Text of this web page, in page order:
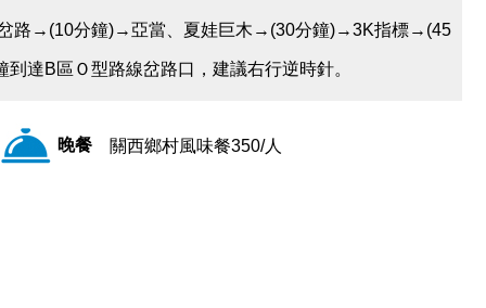
路→(10分鐘)→亞當、夏娃巨木→(30分鐘)→3K指標→(45
達B區Ｏ型路線岔路口，建議右行逆時針。
晚餐 關西鄉村風味餐350/人